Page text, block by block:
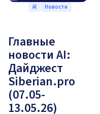
AI Новости
Главные
новости AI:
Дайджест
Siberian.pro
(07.05-
13.05.26)